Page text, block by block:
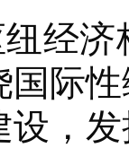
济
国际
设，